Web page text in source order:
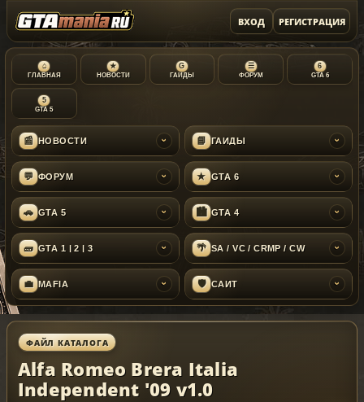
ВХОД РЕГИСТРАЦИЯ
⌂
ГЛАВНАЯ
★
НОВОСТИ
G
ГАЙДЫ
☰
ФОРУМ
6
GTA 6
5
GTA 5
📰 НОВОСТИ › 📘 ГАЙДЫ ›
💬 ФОРУМ › ★ GTA 6 ›
🚗 GTA 5 › 🏙 GTA 4 ›
🧱 GTA 1 | 2 | 3 › 🌴 SA / VC / CRMP / CW ›
💼 MAFIA › 🛡 САЙТ ›
ФАЙЛ КАТАЛОГА
Alfa Romeo Brera Italia
Independent '09 v1.0